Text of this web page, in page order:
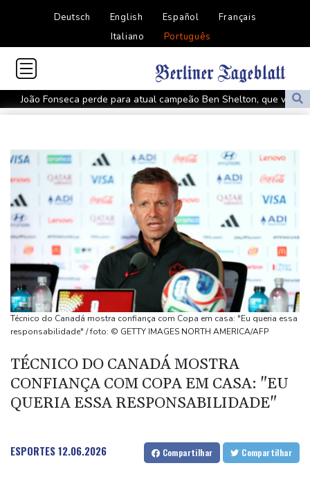
Deutsch English Español
Français
Italiano
Português
João Fonseca perde para atual campeão Ben Shelton, que vai às
quartas do Masters 1000 de Montreal
Emirados
Espanhóis Daniel Mérida e Rafael Jódar avançam às quartas do
Masters 1000 de Montreal
Don Nelson, lenda da NBA como jogador e treinador, morre aos
86 anos
Rybakina vence batalha contra Samsonova e avança às quartas
de final em Toronto
Netanyahu rejeita plano para Gaza e volta a se distanciar de
Trump
Como contrata zagueiro Trevoh Chalobah, do Chelsea e da
seleção inglesa
Líder supremo e presidente do Irã têm encontro raro
Bruno Guimarães se apresenta à torcida do Arsenal
Irã exige que EUA aceite condições para reabrir Estreito de
Técnico do Canadá mostra confiança com Copa em casa: "Eu queria essa
responsabilidade" / foto: © GETTY IMAGES NORTH AMERICA/AFP
TÉCNICO DO CANADÁ MOSTRA
CONFIANÇA COM COPA EM CASA: "EU
QUERIA ESSA RESPONSABILIDADE"
ESPORTES12.06.2026 Compartilhar Compartilhar